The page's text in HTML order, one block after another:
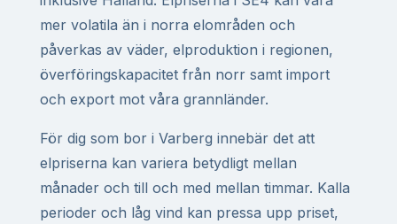
mer volatila än i norra elområden och
påverkas av väder, elproduktion i regionen,
överföringskapacitet från norr samt import
och export mot våra grannländer.
För dig som bor i Varberg innebär det att
elpriserna kan variera betydligt mellan
månader och till och med mellan timmar. Kalla
perioder och låg vind kan pressa upp priset,